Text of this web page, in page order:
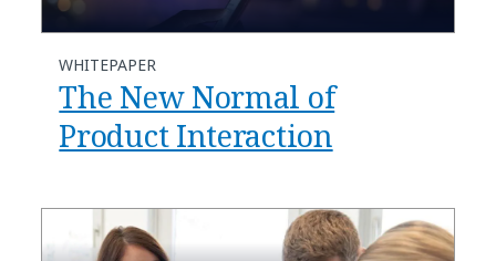
WHITEPAPER
The New Normal of
Product Interaction